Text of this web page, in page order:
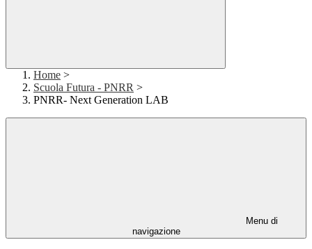
Home >
Scuola Futura - PNRR >
PNRR- Next Generation LAB
Menu di
navigazione